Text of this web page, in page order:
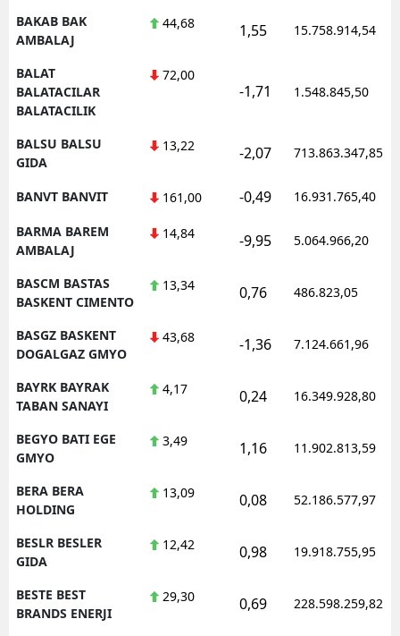
BAKAB BAK
AMBALAJ
44,68 1,55 15.758.914,54
BALAT
BALATACILAR
BALATACILIK
72,00
-1,71 1.548.845,50
BALSU BALSU
GIDA
13,22 -2,07 713.863.347,85
BANVT BANVIT 161,00 -0,49 16.931.765,40
BARMA BAREM
AMBALAJ
14,84 -9,95 5.064.966,20
BASCM BASTAS
BASKENT CIMENTO
13,34 0,76 486.823,05
BASGZ BASKENT
DOGALGAZ GMYO
43,68 -1,36 7.124.661,96
BAYRK BAYRAK
TABAN SANAYI
4,17 0,24 16.349.928,80
BEGYO BATI EGE
GMYO
3,49 1,16 11.902.813,59
BERA BERA
HOLDING
13,09 0,08 52.186.577,97
BESLR BESLER
GIDA
12,42 0,98 19.918.755,95
BESTE BEST
BRANDS ENERJI
29,30 0,69 228.598.259,82